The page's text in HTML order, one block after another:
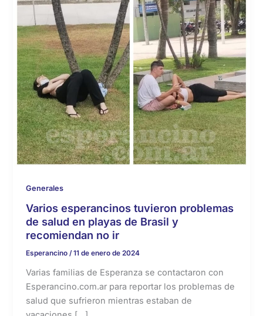
Generales
Varios esperancinos tuvieron problemas
de salud en playas de Brasil y
recomiendan no ir
Esperancino/11 de enero de 2024
Varias familias de Esperanza se contactaron con
Esperancino.com.ar para reportar los problemas de
salud que sufrieron mientras estaban de